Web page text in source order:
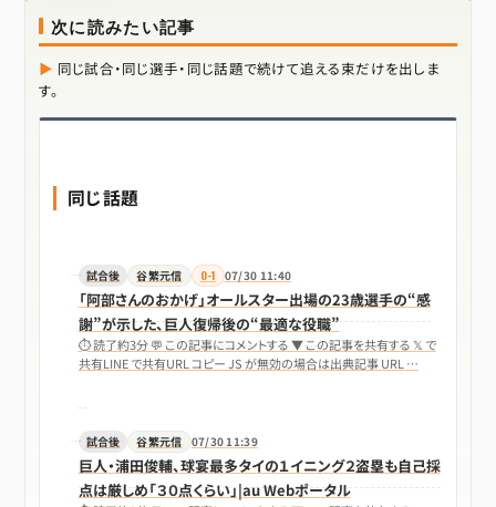
次に読みたい記事
同じ試合・同じ選手・同じ話題で続けて追える束だけを出しま
す。
同じ話題
試合後 谷繁元信 0-1 07/30 11:40
「阿部さんのおかげ」オールスター出場の23歳選手の“感
謝”が示した、巨人復帰後の“最適な役職”
⏱ 読了約3分 💬 この記事にコメントする ▼ この記事を共有する 𝕏 で
共有LINE で共有URL コピー JS が無効の場合は出典記事 URL …
試合後 谷繁元信 07/30 11:39
巨人・浦田俊輔、球宴最多タイの１イニング２盗塁も自己採
点は厳しめ「３０点くらい」|au Webポータル